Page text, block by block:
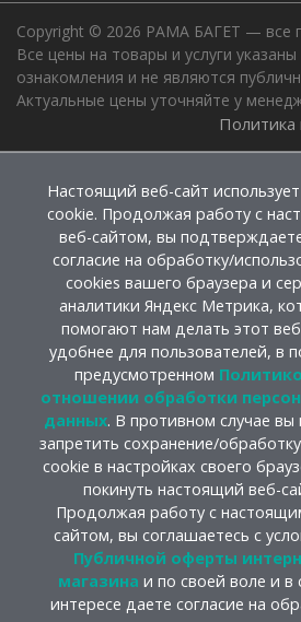
Copyright © 2026 РАМА БАГЕТ — все
Все цены на товары и услуги
ознакомления и не являются
Актуальные цены уточняйте у
Настоящий веб-сайт
cookie. Продолжая работу с
веб-сайтом, вы
согласие на обработку/
cookies вашего браузера и
аналитики Яндекс Метрика,
помогают нам делать этот
удобнее для пользователей, в
предусмотренном
отношении обработки
данных. В противном случае
запретить сохранение/
cookie в настройках своего
покинуть настоящий веб-
Продолжая работу с
сайтом, вы соглашаетесь с
Публичной оферты
магазина и по своей воле и в
интересе даете согласие на